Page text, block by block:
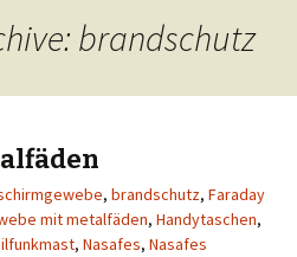
brandschutz
, brandschutz, Faraday
mit metalfäden, Handytaschen,
, Nasafes, Nasafes